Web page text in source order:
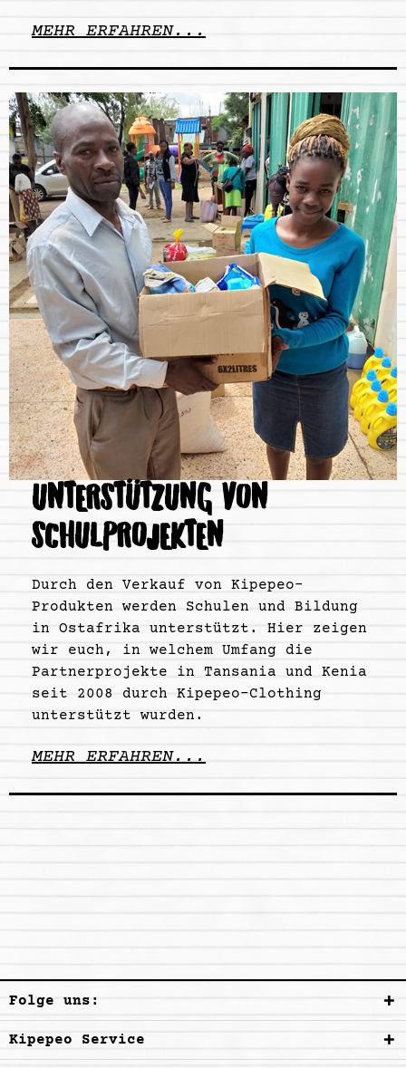
MEHR ERFAHREN...
UNTERSTÜTZUNG VON
SCHULPROJEKTEN
Durch den Verkauf von Kipepeo-
Produkten werden Schulen und Bildung
in Ostafrika unterstützt. Hier zeigen
wir euch, in welchem Umfang die
Partnerprojekte in Tansania und Kenia
seit 2008 durch Kipepeo-Clothing
unterstützt wurden.
MEHR ERFAHREN...
Folge uns:
Kipepeo Service